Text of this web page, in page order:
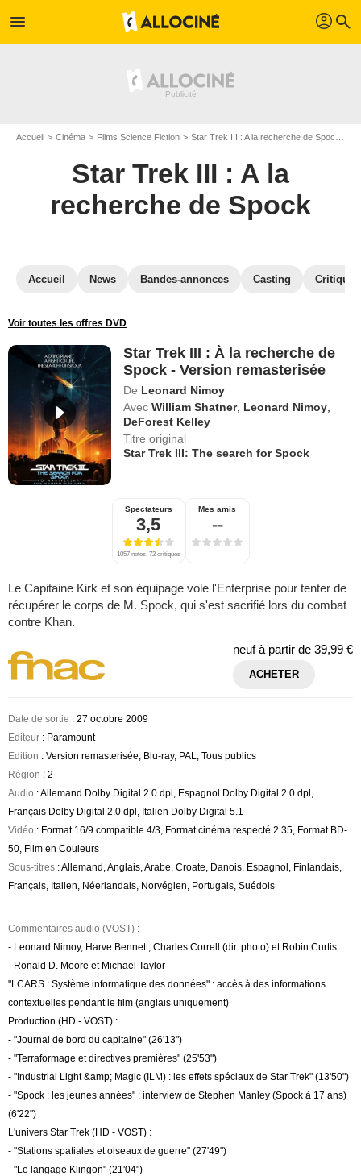
menu profil search
Accueil Cinéma Films Science Fiction Star Trek III : A la recherche de Spock
Star Trek III : A la
recherche de Spock
Accueil News Bandes-annonces Casting
Voir toutes les offres DVD
Star Trek III : À la recherche de
Spock - Version remasterisée
De Leonard Nimoy
Avec William Shatner, Leonard Nimoy
DeForest Kelley
Titre original
Star Trek III: The search for Spock
Spectateurs
3,5
1057 notes, 72 critiques
Mes amis
--
Le Capitaine Kirk et son équipage vole l'Enterprise pour tenter de
récupérer le corps de M. Spock, qui s'est sacrifié lors du combat
contre Khan.
neuf à partir de 39,99 €
ACHETER
Date de sortie : 27 octobre 2009
Editeur : Paramount
Edition : Version remasterisée, Blu-ray, PAL, Tous publics
Région : 2
Audio : Allemand Dolby Digital 2.0 dpl, Espagnol Dolby Digital 2.0 dpl,
Français Dolby Digital 2.0 dpl, Italien Dolby Digital 5.1
Vidéo : Format 16/9 compatible 4/3, Format cinéma respecté 2.35, Format BD-
50, Film en Couleurs
Sous-titres : Allemand, Anglais, Arabe, Croate, Danois, Espagnol, Finlandais,
Français, Italien, Néerlandais, Norvégien, Portugais, Suédois
Commentaires audio (VOST) :
- Leonard Nimoy, Harve Bennett, Charles Correll (dir. photo) et Robin Curtis
- Ronald D. Moore et Michael Taylor
"LCARS : Système informatique des données" : accès à des informations
contextuelles pendant le film (anglais uniquement)
Production (HD - VOST) :
- "Journal de bord du capitaine" (26'13")
- "Terraformage et directives premières" (25'53")
- "Industrial Light &amp; Magic (ILM) : les effets spéciaux de Star Trek" (13'50")
- "Spock : les jeunes années" : interview de Stephen Manley (Spock à 17 ans)
(6'22")
L'univers Star Trek (HD - VOST) :
- "Stations spatiales et oiseaux de guerre" (27'49")
- "Le langage Klingon" (21'04")